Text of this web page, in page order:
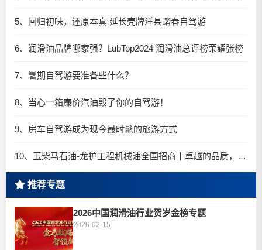
5、回归初味，还原本真 延长壳牌洋县踏春自驾游
6、润滑油品牌哪家强？LubTop2024 润滑油总评榜荣耀张榜
7、暑期自驾游要准备些什么？
8、当心一箱廉价汽油毁了你的自驾游！
9、房车自驾游成为现今最时髦的旅游方式
10、玉柴马石油-龙护工程机械油全国招商丨卓越的品质，专业的品牌！
推荐专题
2026中国润滑油行业贺岁金榜专题
2026-02-15